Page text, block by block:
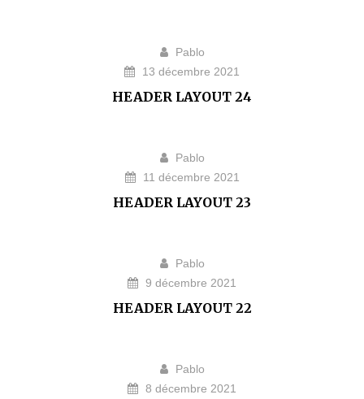
Pablo
13 décembre 2021
HEADER LAYOUT 24
Pablo
11 décembre 2021
HEADER LAYOUT 23
Pablo
9 décembre 2021
HEADER LAYOUT 22
Pablo
8 décembre 2021